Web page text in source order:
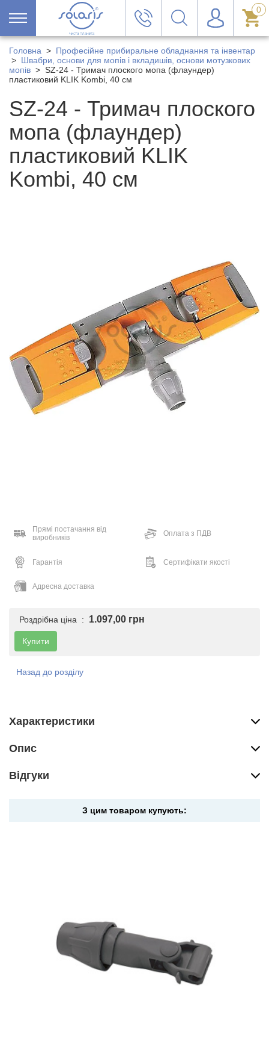
0
Головна > Професійне прибиральне обладнання та інвентар
> Швабри, основи для мопів і вкладишів, основи мотузкових
мопів > SZ-24 - Тримач плоского мопа (флаундер)
пластиковий KLIK Kombi, 40 см
SZ-24 - Тримач плоского
мопа (флаундер)
пластиковий KLIK
Kombi, 40 см
Прямі постачання від
виробників
Оплата з ПДВ
Гарантія Сертифікати якості
Адресна доставка
Роздрібна ціна : 1.097,00 грн
Купити
Назад до розділу
Характеристики
Опис
Вiдгуки
З цим товаром купують: